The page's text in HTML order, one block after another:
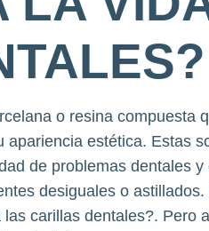
o resina compuesta
estética. Estas
de problemas dentales y
desiguales o
carillas dentales?. Pero